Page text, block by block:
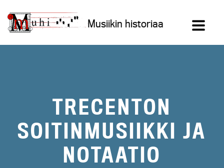
sisältöön
Musiikin historiaa
TRECENTON
SOITINMUSIIKKI JA
NOTAATIO